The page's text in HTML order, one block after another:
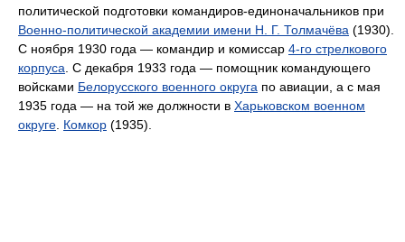
политической подготовки командиров-единоначальников при
Военно-политической академии имени Н. Г. Толмачёва (1930).
С ноября 1930 года — командир и комиссар 4-го стрелкового
корпуса . С декабря 1933 года — помощник командующего
войсками Белорусского военного округа по авиации, а с мая
1935 года — на той же должности в Харьковском военном
округе Комкор (1935).